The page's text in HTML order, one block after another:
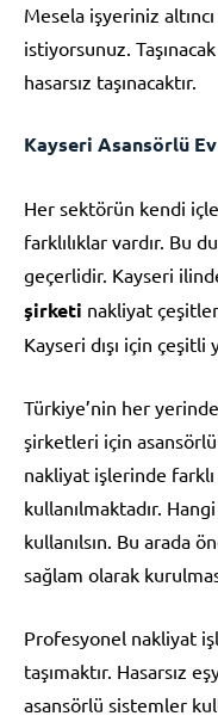
Mesela işyeriniz
istiyorsunuz.
hasarsız taşınacaktır.
Kayseri Asansörlü
Her sektörün kendi
farklılıklar vardır. Bu
geçerlidir. Kayseri
şirketi nakliyat
Kayseri dışı için
Türkiye’nin her
şirketleri için
nakliyat işlerinde
kullanılmaktadır.
kullanılsın. Bu arada
sağlam olarak
Profesyonel nakliyat
taşımaktır. Hasarsız
asansörlü sistemler